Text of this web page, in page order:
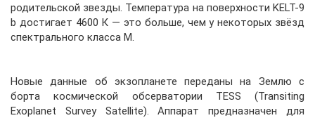
родительской звезды. Температура на поверхности KELT-9
b достигает 4600 К — это больше, чем у некоторых звёзд
спектрального класса M.
Новые данные об экзопланете переданы на Землю с
борта космической обсерватории TESS (Transiting
Exoplanet Survey Satellite). Аппарат предназначен для